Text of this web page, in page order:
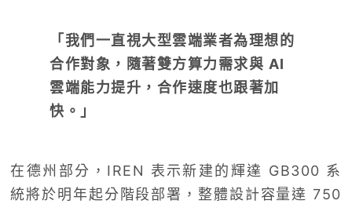
「我們一直視大型雲端業者為理想的
合作對象，隨著雙方算力需求與 AI
雲端能力提升，合作速度也跟著加
快。」
在德州部分，IREN 表示新建的輝達 GB300 系
統將於明年起分階段部署，整體設計容量達 750